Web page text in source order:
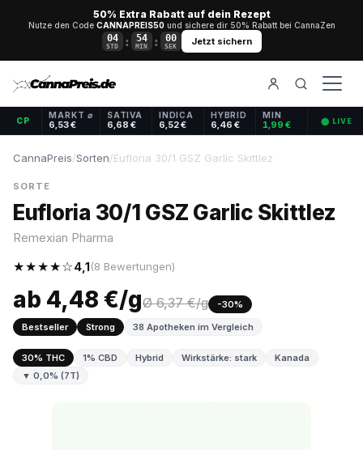
50% Extra Rabatt auf dein Rezept
Nutze den Code CANNAPREIS50und sichere dir 50% Rabatt bei CannaZen
04
STD : 53
MIN : 59
SEK Jetzt sichern
CP
MARKT ⌀
6,53 €
SATIVA
6,68 €
INDICA
6,52 €
HYBRID
6,46 €
MIN
1,99 € ⬤ LIVE
CannaPreis/Sorten/Eufloria 30/1 GSZ Garlic Skittlez
SORTE
Eufloria 30/1 GSZ Garlic Skittlez
Remexian Pharma
★★★★☆4,1(8 Bewertungen)
ab 4,48 €/gØ 6,37 €/g
-30%
Bestseller
Strong 38 Apotheken im Vergleich
30% THC 1% CBD Hybrid Wirkstärke: stark
Kanada
▼ 0,0% (7T)